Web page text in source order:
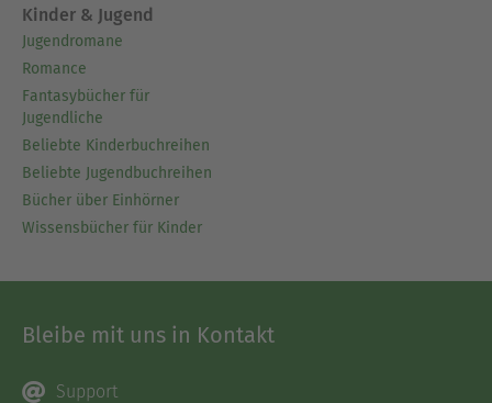
Kinder & Jugend
Jugendromane
Romance
Fantasybücher für
Jugendliche
Beliebte Kinderbuchreihen
Beliebte Jugendbuchreihen
Bücher über Einhörner
Wissensbücher für Kinder
Bleibe mit uns in Kontakt
Support